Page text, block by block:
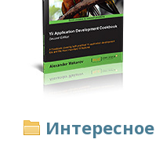
Интересное